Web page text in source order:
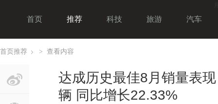
首页 推荐 科技 旅游 汽车
首页 >
推荐 查看内容
达成历史最佳8月销量表
辆 同比增长22.33%